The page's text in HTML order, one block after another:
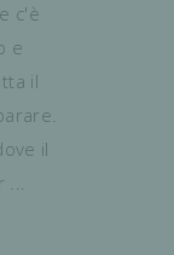
c'è
e
il
il